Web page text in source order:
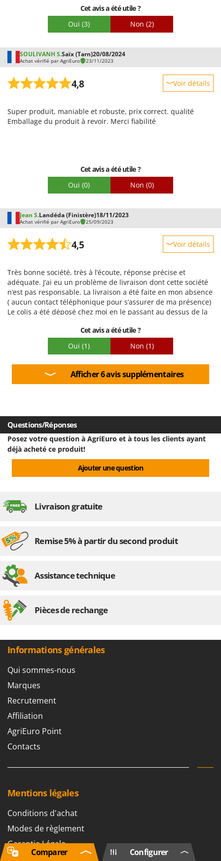
Cet avis a été utile ?
Oui (3) Non (2)
SOULIVANH S.Saïx (Tarn)20/08/2024
Achat vérifié par AgriEuro 23/11/2023
4,8 Voir détails
Prestations
Facilité d'utilisation
Super produit, maniable et robuste, prix correct. qualité
Emballage du produit à revoir. Merci fiabilité
Cet avis a été utile ?
Oui (0) Non (0)
Jean S.Landéda (Finistère)18/11/2023
Achat vérifié par AgriEuro 25/09/2023
4,5 Voir détails
Prestations
Facilité d'utilisation
Qualité / Prix
Facilité de montage
Très bonne société, très à l’écoute, réponse précise et
adéquate. J’ai eu un problème de livraison dont cette société
n’est pas responsable. La livraison a été faite en mon absence
( aucun contact téléphonique pour s’assurer de ma présence)
Le colis a été déposé chez moi en le passant au dessus de la
occupé de ce problème a été très efficace. Merci à lui Je
recommande vivement cette société
Cet avis a été utile ?
Oui (1) Non (1)
Afficher 6 avis supplémentaires
Questions/Réponses
Posez votre question à AgriEuro et à tous les clients ayant
déjà acheté ce produit!
Ajouter une question
Livraison gratuite
Remise 5% à partir du second produit
Assistance technique
Pièces de rechange
Informations générales
Qui sommes-nous
Marques
Recrutement
Affiliation
AgriEuro Point
Contacts
Mentions légales
Conditions d'achat
Modes de règlement
Garantie Légale
Configurer
Comparer